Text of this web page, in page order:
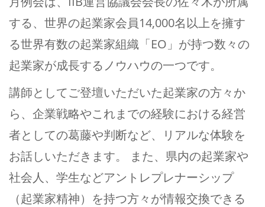
する、世界の起業家会員14,000名以上を擁す
る世界有数の起業家組織「EO」が持つ数々の
起業家が成長するノウハウの一つです。
講師としてご登壇いただいた起業家の方々か
ら、企業戦略やこれまでの経験における経営
者としての葛藤や判断など、リアルな体験を
お話しいただきます。 また、県内の起業家や
社会人、学生などアントレプレナーシップ
（起業家精神）を持つ方々が情報交換できる